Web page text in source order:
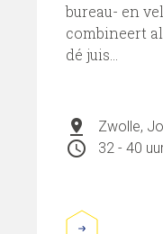
bureau- en
combineert
dé juis...
pin_drop Zwolle,
schedule 32 - 40